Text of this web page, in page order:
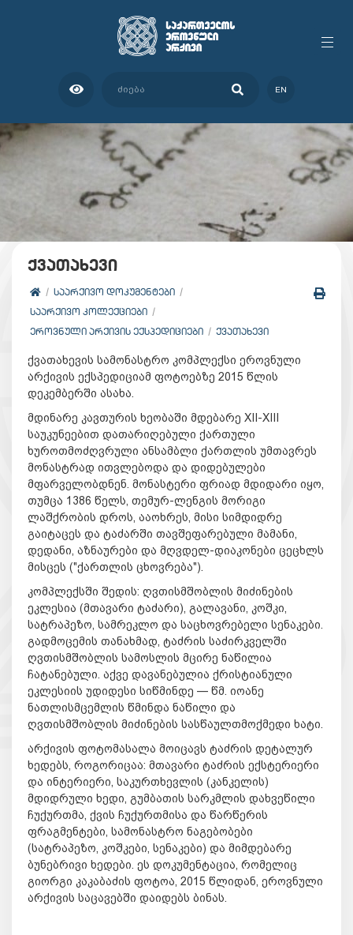
EN
ქვათახევი
ᲡᲐᲐᲠᲥᲘᲕᲝ ᲓᲝᲙᲣᲛᲔᲜᲢᲔᲑᲘ
ᲡᲐᲐᲠᲥᲘᲕᲝ ᲙᲝᲚᲔᲥᲪᲘᲔᲑᲘ
ᲔᲠᲝᲕᲜᲣᲚᲘ ᲐᲠᲥᲘᲕᲘᲡ ᲔᲥᲡᲞᲔᲓᲘᲪᲘᲔᲑᲘ
ᲥᲕᲐᲗᲐᲮᲔᲕᲘ
ქვათახევის სამონასტრო კომპლექსი ეროვნული
არქივის ექსპედიციამ ფოტოებზე 2015 წლის
დეკემბერში ასახა.
მდინარე კავთურის ხეობაში მდებარე XII-XIII
საუკუნეებით დათარიღებული ქართული
ხუროთმოძღვრული ანსამბლი ქართლის უმთავრეს
მონასტრად ითვლებოდა და დიდებულები
მფარველობდნენ. მონასტერი ფრიად მდიდარი იყო,
თუმცა 1386 წელს, თემურ-ლენგის მორიგი
ლაშქრობის დროს, ააოხრეს, მისი სიმდიდრე
გაიტაცეს და ტაძარში თავშეფარებული მამანი,
დედანი, აზნაურები და მღვდელ-დიაკონები ცეცხლს
მისცეს ("ქართლის ცხოვრება").
კომპლექსში შედის: ღვთისმშობლის მიძინების
ეკლესია (მთავარი ტაძარი), გალავანი, კოშკი,
სატრაპეზო, სამრეკლო და საცხოვრებელი სენაკები.
გადმოცემის თანახმად, ტაძრის საძირკველში
ღვთისმშობლის სამოსლის მცირე ნაწილია
ჩატანებული. აქვე დავანებულია ქრისტიანული
ეკლესიის უდიდესი სიწმინდე — წმ. იოანე
ნათლისმცემლის წმინდა ნაწილი და
ღვთისმშობლის მიძინების სასწაულთმოქმედი ხატი.
არქივის ფოტომასალა მოიცავს ტაძრის დეტალურ
ხედებს, როგორიცაა: მთავარი ტაძრის ექსტერიერი
და ინტერიერი, საკურთხევლის (კანკელის)
მდიდრული ხედი, გუმბათის სარკმლის დახვეწილი
ჩუქურთმა, ქვის ჩუქურთმისა და წარწერის
ფრაგმენტები, სამონასტრო ნაგებობები
(სატრაპეზო, კოშკები, სენაკები) და მიმდებარე
ბუნებრივი ხედები. ეს დოკუმენტაცია, რომელიც
გიორგი კაკაბაძის ფოტოა, 2015 წლიდან, ეროვნული
არქივის საცავებში დაიდებს ბინას.